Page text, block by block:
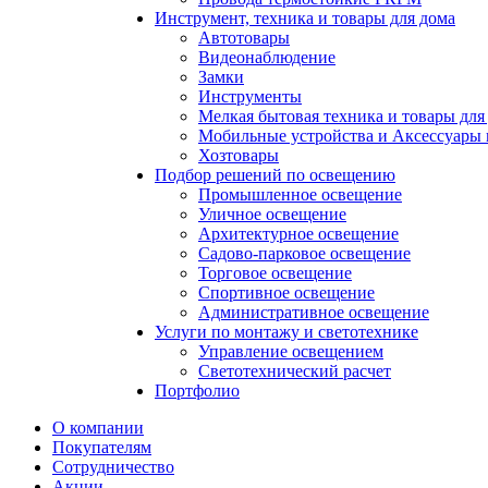
Инструмент, техника и товары для дома
Автотовары
Видеонаблюдение
Замки
Инструменты
Мелкая бытовая техника и товары для
Мобильные устройства и Аксессуары
Хозтовары
Подбор решений по освещению
Промышленное освещение
Уличное освещение
Архитектурное освещение
Садово-парковое освещение
Торговое освещение
Спортивное освещение
Административное освещение
Услуги по монтажу и светотехнике
Управление освещением
Светотехнический расчет
Портфолио
О компании
Покупателям
Сотрудничество